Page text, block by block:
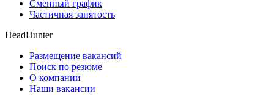
Сменный график
Частичная занятость
HeadHunter
Размещение вакансий
Поиск по резюме
О компании
Наши вакансии